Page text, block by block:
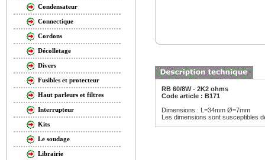
Condensateur
Connectique
Cordons
Décolletage
Divers
Fusibles et protecteur
Haut parleurs et filtres
Interrupteur
Kits
Le soudage
Librairie
RB 60/8W - 2K2 ohms
Code article : B171
Dimensions : L=34mm Ø=7mm
Les dimensions sont susceptibles